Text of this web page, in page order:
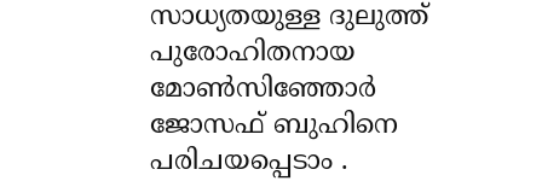
സാധ്യതയുള്ള ദുലുത്ത്
പുരോഹിതനായ
മോൺസിഞ്ഞോർ
ജോസഫ് ബുഹിനെ
പരിചയപ്പെടാം .